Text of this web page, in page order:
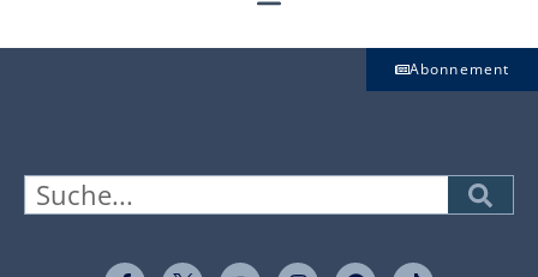
Abonnement